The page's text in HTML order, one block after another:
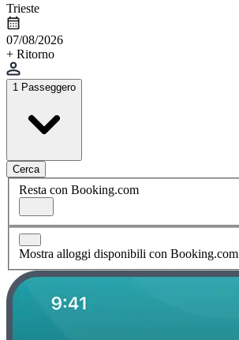
Trieste
07/08/2026
+ Ritorno
1 Passeggero
Cerca
Resta con Booking.com
Mostra alloggi disponibili con Booking.com